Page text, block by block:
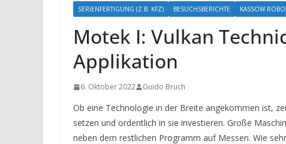
SERIENFERTIGUNG (Z.B. KFZ) BESUCHSBERICHTE KASSOW
Motek I: Vulkan
Applikation
6. Oktober 2022 Guido Bruch
Ob eine Technologie in der Breite angekommen ist,
setzen und ordentlich in sie investieren. Große
neben dem restlichen Programm auf Messen. Wie